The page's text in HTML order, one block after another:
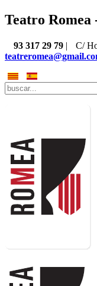
Teatro Romea
93 317 29 79 |
C/